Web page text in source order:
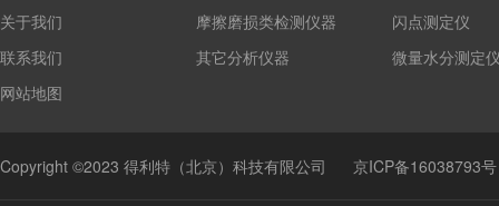
关于我们
联系我们
网站地图
摩擦磨损类检测仪器
其它分析仪器
闪点测定仪
微量水分测定
Copyright ©2023 得利特（北京）科技有限公司 京ICP备16038793号